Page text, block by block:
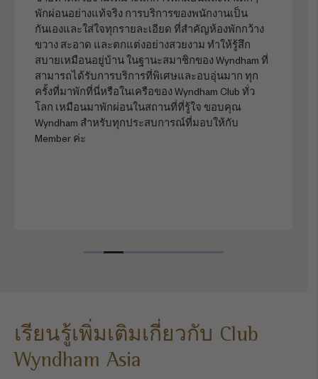
พักผ่อนอย่างแท้จริง การบริการของพนักงานเป็น
กันเองและใส่ใจทุกรายละเอียด ที่สำคัญห้องพักกว้าง
ขวาง สะอาด และตกแต่งอย่างสวยงาม ทำให้รู้สึก
สบายเหมือนอยู่บ้าน ในฐานะสมาชิกของ Wyndham ที่
สามารถได้รับการบริการที่พิเศษและอบอุ่นมาก ทุก
ครั้งที่มาพักที่นี่หรือในเครือของ Wyndham Club ทั่ว
โลก เหมือนมาพักผ่อนในสถานที่ที่รู้ใจ ขอบคุณ
Wyndham สำหรับทุกประสบการณ์ที่มอบให้กับ
Member ค่ะ
เรียนรู้เพิ่มเติมเกี่ยวกับ Club
Wyndham Asia